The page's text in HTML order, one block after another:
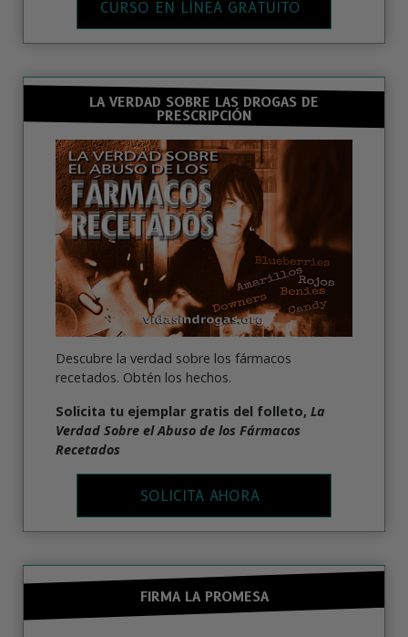
CURSO EN LÍNEA GRATUITO
LA VERDAD SOBRE LAS DROGAS DE
PRESCRIPCIÓN
Descubre la verdad sobre los fármacos
recetados. Obtén los hechos.
Solicita tu ejemplar gratis del folleto, La
Verdad Sobre el Abuso de los Fármacos
Recetados
SOLICITA AHORA
FIRMA LA PROMESA